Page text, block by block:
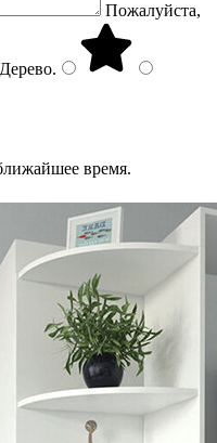
Пожалуйста,
Дерево.
время.